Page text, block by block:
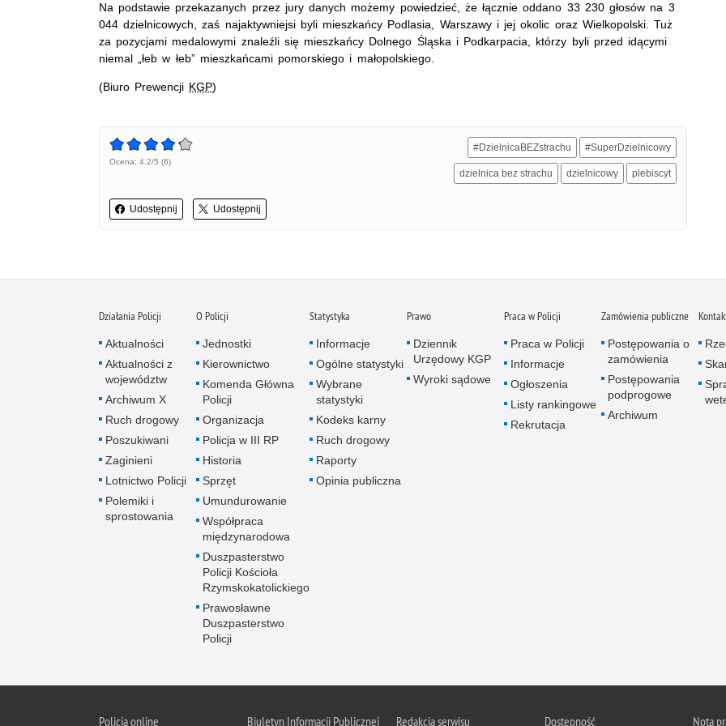
Na podstawie przekazanych przez jury danych możemy powiedzieć, że łącznie oddano 33 230 głosów na 3
044 dzielnicowych, zaś najaktywniejsi byli mieszkańcy Podlasia, Warszawy i jej okolic oraz Wielkopolski. Tuż
za pozycjami medalowymi znaleźli się mieszkańcy Dolnego Śląska i Podkarpacia, którzy byli przed idącymi
niemal „łeb w łeb” mieszkańcami pomorskiego i małopolskiego.
(Biuro Prewencji KGP)
Ocena: 4.2/5 (6)
Udostępnij Udostępnij
#DzielnicaBEZstrachu #SuperDzielnicowy
dzielnica bez strachu dzielnicowy plebiscyt
Działania Policji
Aktualności
Aktualności z
województw
Archiwum X
Ruch drogowy
Poszukiwani
Zaginieni
Lotnictwo Policji
Polemiki i
sprostowania
O Policji
Jednostki
Kierownictwo
Komenda Główna
Policji
Organizacja
Policja w III RP
Historia
Sprzęt
Umundurowanie
Współpraca
międzynarodowa
Duszpasterstwo
Policji Kościoła
Rzymskokatolickiego
Prawosławne
Duszpasterstwo
Policji
Statystyka
Informacje
Ogólne statystyki
Wybrane
statystyki
Kodeks karny
Ruch drogowy
Raporty
Opinia publiczna
Prawo
Dziennik
Urzędowy KGP
Wyroki sądowe
Praca w Policji
Praca w Policji
Informacje
Ogłoszenia
Listy rankingowe
Rekrutacja
Zamówienia publiczne
Postępowania o
zamówienia
Postępowania
podprogowe
Archiwum
Policjaonline Biuletyn Informacji Publicznej Redakcja serwisu Dostępność Nota